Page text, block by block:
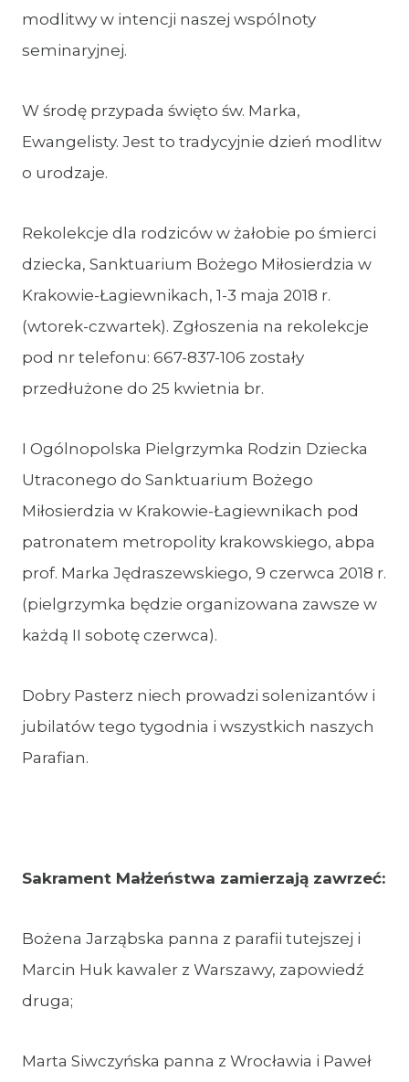
modlitwy w intencji naszej wspólnoty
seminaryjnej.
W środę przypada święto św. Marka,
Ewangelisty. Jest to tradycyjnie dzień modlitw
o urodzaje.
Rekolekcje dla rodziców w żałobie po śmierci
dziecka, Sanktuarium Bożego Miłosierdzia w
Krakowie-Łagiewnikach, 1-3 maja 2018 r.
(wtorek-czwartek). Zgłoszenia na rekolekcje
pod nr telefonu: 667-837-106 zostały
przedłużone do 25 kwietnia br.
I Ogólnopolska Pielgrzymka Rodzin Dziecka
Utraconego do Sanktuarium Bożego
Miłosierdzia w Krakowie-Łagiewnikach pod
patronatem metropolity krakowskiego, abpa
prof. Marka Jędraszewskiego, 9 czerwca 2018 r.
(pielgrzymka będzie organizowana zawsze w
każdą II sobotę czerwca).
Dobry Pasterz niech prowadzi solenizantów i
jubilatów tego tygodnia i wszystkich naszych
Parafian.
Sakrament Małżeństwa zamierzają zawrzeć:
Bożena Jarząbska panna z parafii tutejszej i
Marcin Huk kawaler z Warszawy, zapowiedź
druga;
Marta Siwczyńska panna z Wrocławia i Paweł